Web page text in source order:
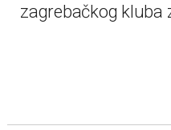
zagrebačkog kluba